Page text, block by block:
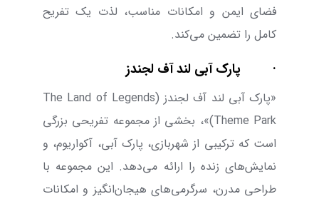
فضای ایمن و امکانات مناسب، لذت یک تفریح
کامل را تضمین می‌کند.
· پارک آبی لند آف لجندز
«پارک آبی لند آف لجندز (The Land of Legends
Theme Park
)»، بخشی از مجموعه تفریحی بزرگی
است که ترکیبی از شهربازی، پارک آبی، آکواریوم، و
نمایش‌های زنده را ارائه می‌دهد. این مجموعه با
طراحی مدرن، سرگرمی‌های هیجان‌انگیز و امکانات